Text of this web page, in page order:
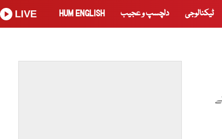
ٹیکنالوجی دلچسپ و عجیب HUM ENGLISH
LIVE